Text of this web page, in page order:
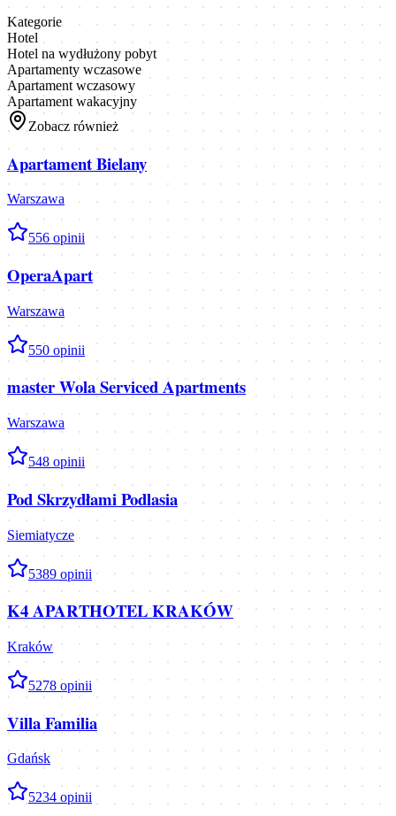
Kategorie
Hotel
Hotel na wydłużony pobyt
Apartamenty wczasowe
Apartament wczasowy
Apartament wakacyjny
Zobacz również
Apartament Bielany
Warszawa
556 opinii
OperaApart
Warszawa
550 opinii
master Wola Serviced Apartments
Warszawa
548 opinii
Pod Skrzydłami Podlasia
Siemiatycze
5389 opinii
K4 APARTHOTEL KRAKÓW
Kraków
5278 opinii
Villa Familia
Gdańsk
5234 opinii